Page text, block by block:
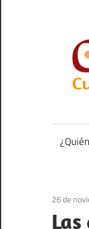
anécdotas
de
26 de